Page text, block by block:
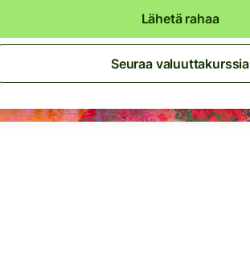
Lähetä rahaa
Seuraa valuuttakurssia